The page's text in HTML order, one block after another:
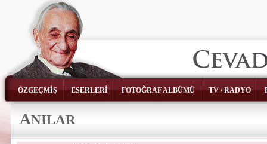
ÖZGEÇMİŞ ESERLERİ FOTOĞRAF ALBÜMÜ TV / RADYO
ANILAR